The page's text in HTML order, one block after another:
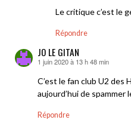
Le critique c’est le
Répondre
JO LE GITAN
dit :
1 juin 2020 à 13 h 48 min
C’est le fan club U2
aujourd’hui de spammer
Répondre